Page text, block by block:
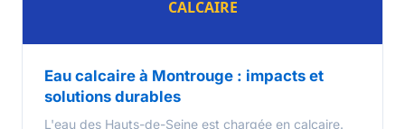
Eau calcaire à Montrouge : impacts et
solutions durables
L'eau des Hauts-de-Seine est chargée en calcaire.